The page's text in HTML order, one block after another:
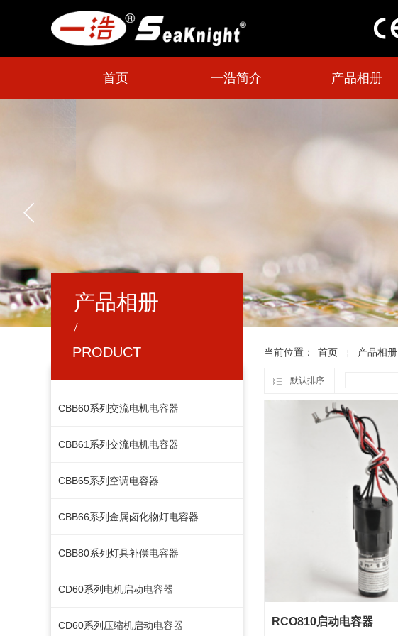
首页 一浩简介 产品相册
产品相册
/
PRODUCT
当前位置： 首页 ￤ 产品相册
按钮文本
默认排序
RCO810启动电容器
CBB60系列交流电机电容器
CBB61系列交流电机电容器
CBB65系列空调电容器
CBB66系列金属卤化物灯电容器
CBB80系列灯具补偿电容器
CD60系列电机启动电容器
CD60系列压缩机启动电容器